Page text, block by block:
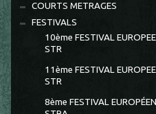
COURTS METRAGES
FESTIVALS
10ème FESTIVAL
STR
11ème FESTIVAL
STR
8ème FESTIVAL